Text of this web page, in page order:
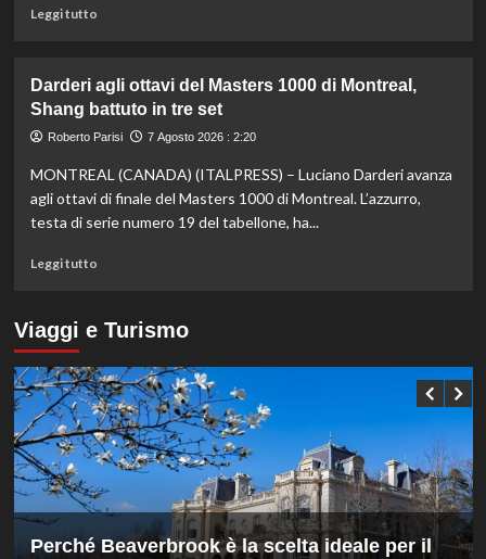
nella
gara
maschile
Leggi tuttoLeggi
Nazionale,
ecco
lo
di
Mancini:
Bollini
manager,
Bonucci
i
collaboratori
Darderi agli ottavi del Masters 1000 di Montreal,
Shang battuto in tre set
Roberto Parisi 7 Agosto 2026 : 2:20
MONTREAL (CANADA) (ITALPRESS) – Luciano Darderi avanza
agli ottavi di finale del Masters 1000 di Montreal. L’azzurro,
testa di serie numero 19 del tabellone, ha...
Leggi tuttoLeggi
su
Darderi
agli
ottavi
del
Masters
1000
di
Montreal,
Shang
in
Viaggi e Turismo
Perché Beaverbrook è la scelta ideale per il